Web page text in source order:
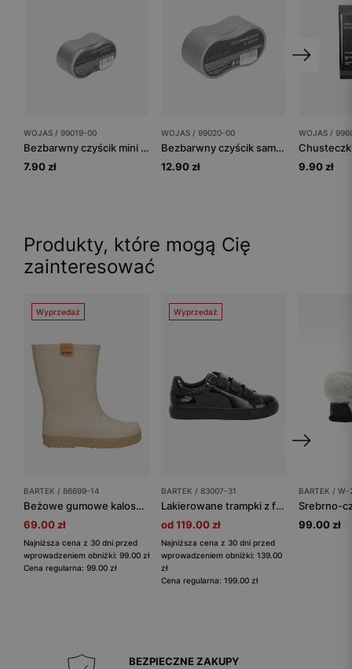
WOJAS / 99019-00
Bezbarwny czyścik mini samo-nabłyszczający
7.90 zł
WOJAS / 99020-00
Bezbarwny czyścik samo-nabłyszczający
12.90 zł
WOJAS /
9.90 zł
Produkty, które mogą Cię
zainteresować
Wyprzedaż
BARTEK / 86699-14
Beżowe gumowe kalosze dziecięce BARTEK 8669914
69.00 zł
Najniższa cena z 30 dni przed
wprowadzeniem obniżki: 99.00 zł
Cena regularna: 99.00 zł
Wyprzedaż
BARTEK / 83007-31
Lakierowane trampki z falowanym wykończeniem na zapięciach BARTEK 83007-31
od 119.00 zł
Najniższa cena z 30 dni przed
wprowadzeniem obniżki: 139.00
zł
Cena regularna: 199.00 zł
BARTEK /
99.00 zł
BEZPIECZNE ZAKUPY